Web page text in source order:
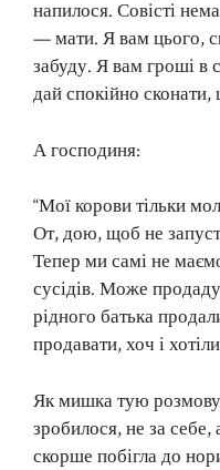
напилося. Совісті
— мати. Я вам цього,
забуду. Я вам гроші в
дай спокійно
А господиня:
“Мої корови тільки
От, дою, щоб не
Тепер ми самі не
сусідів. Може
рідного батька
продавати, хоч і
Як мишка тую розмову
зробилося, не за
скорше побігла до